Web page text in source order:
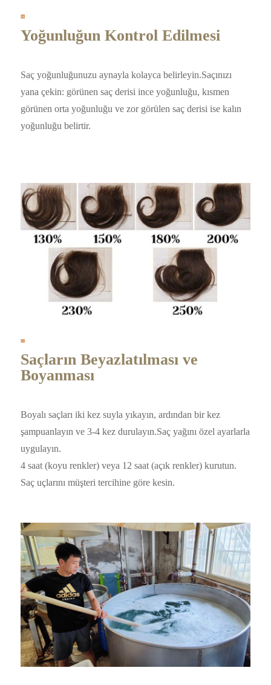
Yoğunluğun Kontrol Edilmesi
Saç yoğunluğunuzu aynayla kolayca belirleyin.Saçınızı
yana çekin: görünen saç derisi ince yoğunluğu, kısmen
görünen orta yoğunluğu ve zor görülen saç derisi ise kalın
yoğunluğu belirtir.
Saçların Beyazlatılması ve
Boyanması
Boyalı saçları iki kez suyla yıkayın, ardından bir kez
şampuanlayın ve 3-4 kez durulayın.Saç yağını özel ayarlarla
uygulayın.
4 saat (koyu renkler) veya 12 saat (açık renkler) kurutun.
Saç uçlarını müşteri tercihine göre kesin.